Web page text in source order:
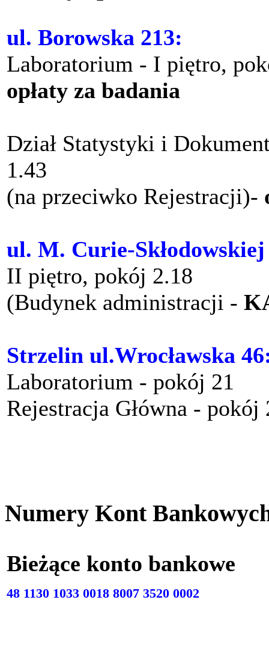
ul. Borowska 213:
Laboratorium - I piętro,
opłaty za badania
Dział Statystyki i
1.43
(na przeciwko Rejestracji)-
ul. M. Curie-Skłodowskiej
II piętro, pokój 2.18
(Budynek administracji -
Strzelin ul.Wrocławska
Laboratorium - pokój 21
Rejestracja Główna -
Numery Kont
Bieżące konto
48 1130 1033 0018 8007 3520 0002